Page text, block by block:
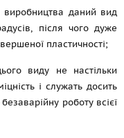
виробництва даний вид
після чого дуже
пластичності;
виду не настільки
і служать досить
роботу всієї